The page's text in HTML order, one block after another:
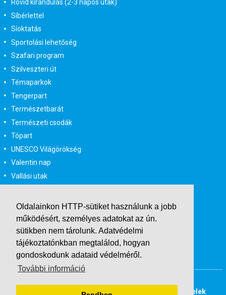
Oldalainkon HTTP-sütiket használunk a jobb
működésért, személyes adatokat az ún.
sütikben nem tárolunk. Adatvédelmi
tájékoztatónkban megtalálod, hogyan
gondoskodunk adataid védelméről.
További információ
Rövid kirándulás (2-3 napos utak)
Síbérlettel
Síoktatás
Sportolási lehetőség
Szafari program
Szilveszteri út
Témaparkok
Tengerpart
Természetbarát
Természeti csodák
Tópart
UNESCO Világörökség
Valentin nap
Vallási utak
Városlátogatás egyénileg
Velencei karnevál
Vidéki felszállással
Wellness
Zene tematika
Adatvédelmi tájékoztató
Általános Szerződési Feltételek